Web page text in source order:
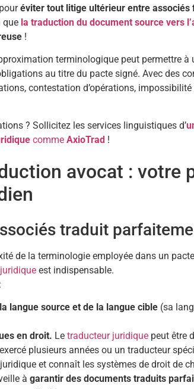
éviter tout litige ultérieur entre associés
que la traduction du document source vers
!
terminologique peut permettre
au titre du pacte signé. Avec des
contestation d’opérations, impossibilité
? Sollicitez les services linguistiques d’
comme AxioTrad !
avocat : votre
traduit
de la terminologie employée dans un
est indispensable.
langue source et de la langue cible (sa
en droit. Le traducteur juridique peut être
plusieurs années ou un traducteur
et connaît les systèmes de droit de
à garantir des documents traduits